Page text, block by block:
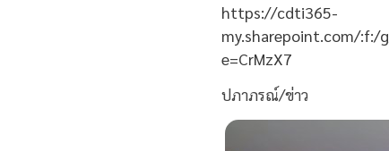
https://cdti365-
my.sharepoint.com/:f:/
e=CrMzX7
ปภาภรณ์/ข่าว